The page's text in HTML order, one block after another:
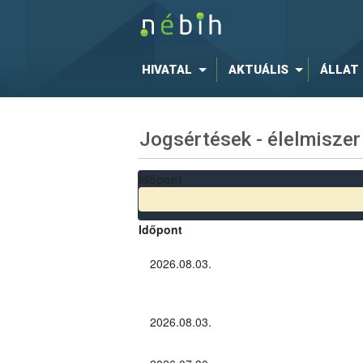
HIVATAL AKTUÁLIS ÁLLAT
Jogsértések - élelmiszer
Időpont
2026.08.03.
2026.08.03.